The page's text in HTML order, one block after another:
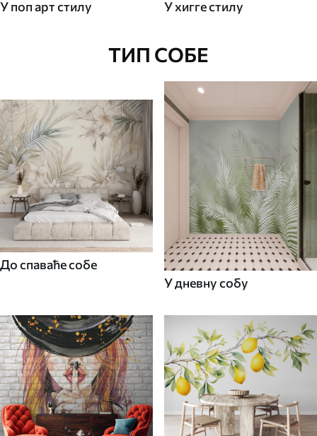
У поп арт стилу У хигге стилу
ТИП СОБЕ
До спаваће собе
У дневну собу